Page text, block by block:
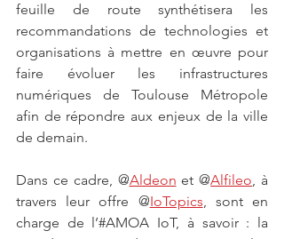
feuille de route synthétisera les
recommandations de technologies et
organisations à mettre en œuvre pour
faire évoluer les infrastructures
numériques de Toulouse Métropole
afin de répondre aux enjeux de la ville
de demain.
Dans ce cadre, @Aldeon et @Alfileo, à
travers leur offre @IoTopics, sont en
charge de l’#AMOA IoT, à savoir : la